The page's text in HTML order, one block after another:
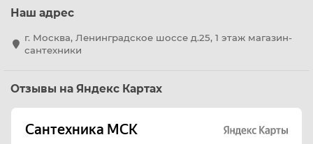
Наш адрес
г. Москва, Ленинградское шоссе д.25, 1 этаж магазин-
сантехники
Отзывы на Яндекс Картах